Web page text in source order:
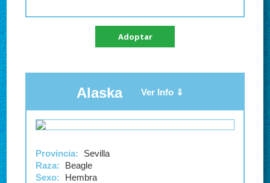
Adoptar
Alaska
Provincia:
Sevilla
Raza:
Beagle
Sexo:
Hembra